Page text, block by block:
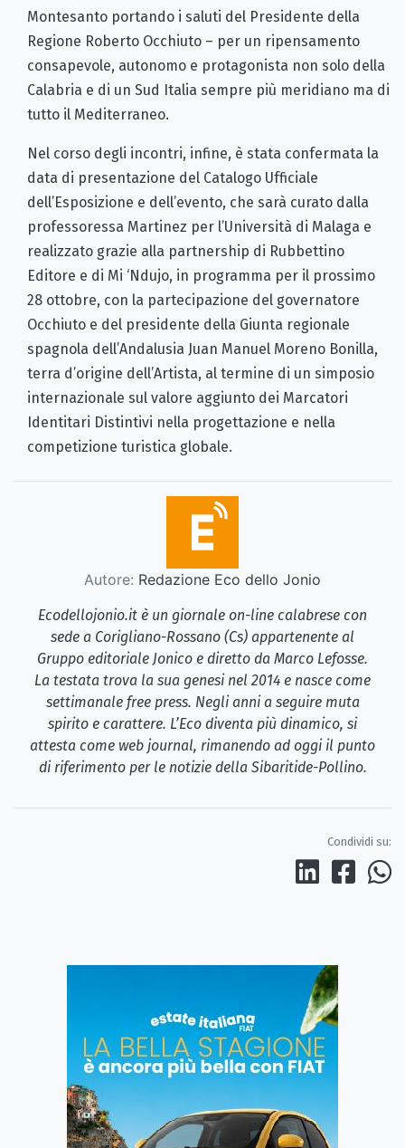
Montesanto portando i saluti del Presidente della
Regione Roberto Occhiuto – per un ripensamento
consapevole, autonomo e protagonista non solo della
Calabria e di un Sud Italia sempre più meridiano ma di
tutto il Mediterraneo.
Nel corso degli incontri, infine, è stata confermata la
data di presentazione del Catalogo Ufficiale
dell’Esposizione e dell’evento, che sarà curato dalla
professoressa Martinez per l’Università di Malaga e
realizzato grazie alla partnership di Rubbettino
Editore e di Mi ‘Ndujo, in programma per il prossimo
28 ottobre, con la partecipazione del governatore
Occhiuto e del presidente della Giunta regionale
spagnola dell’Andalusia Juan Manuel Moreno Bonilla,
terra d’origine dell’Artista, al termine di un simposio
internazionale sul valore aggiunto dei Marcatori
Identitari Distintivi nella progettazione e nella
competizione turistica globale.
Autore: Redazione Eco dello Jonio
Ecodellojonio.it è un giornale on-line calabrese con
sede a Corigliano-Rossano (Cs) appartenente al
Gruppo editoriale Jonico e diretto da Marco Lefosse.
La testata trova la sua genesi nel 2014 e nasce come
settimanale free press. Negli anni a seguire muta
spirito e carattere. L’Eco diventa più dinamico, si
attesta come web journal, rimanendo ad oggi il punto
di riferimento per le notizie della Sibaritide-Pollino.
Condividi su: